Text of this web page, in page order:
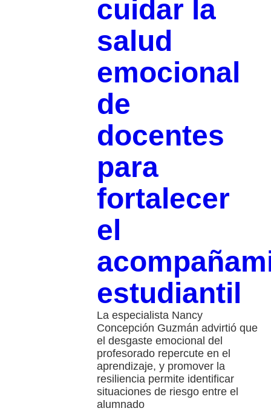
cuidar la
salud
emocional
de
docentes
para
fortalecer
el
estudiantil
La especialista Nancy
Concepción Guzmán advirtió que
el desgaste emocional del
profesorado repercute en el
aprendizaje, y promover la
resiliencia permite identificar
situaciones de riesgo entre el
alumnado